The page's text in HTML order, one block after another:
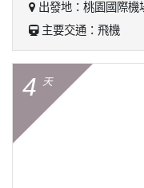
出發地：桃園國際機
主要交通：飛機
4 天